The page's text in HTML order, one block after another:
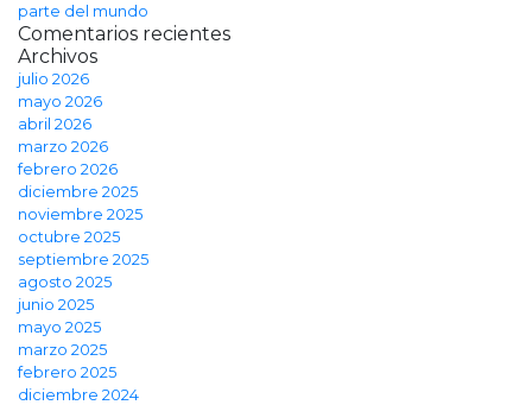
parte del mundo
Comentarios recientes
Archivos
julio 2026
mayo 2026
abril 2026
marzo 2026
febrero 2026
diciembre 2025
noviembre 2025
octubre 2025
septiembre 2025
agosto 2025
junio 2025
mayo 2025
marzo 2025
febrero 2025
diciembre 2024